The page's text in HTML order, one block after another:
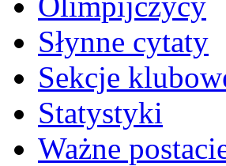
Słynne cytaty
Sekcje
Statystyki
Ważne